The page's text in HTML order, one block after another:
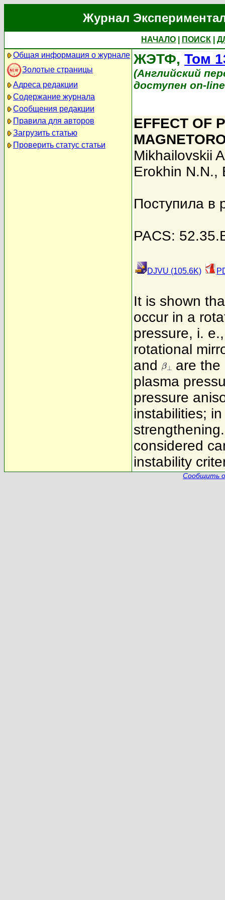
Журнал
НАЧАЛО ПОИСК
Общая информация о журнале
Золотые страницы
Адреса редакции
Содержание журнала
Сообщения редакции
Правила для авторов
Загрузить статью
Проверить статус статьи
ЖЭТФ, Том
(Английский
доступен on-
EFFECT OF
Mikhailovskii
Erokhin N.N.,
Поступила в
PACS:
DJVU (105.6K)
It is shown
occur in a
pressure, i.
rotational
and
are the
plasma
pressure
instabilities;
considered
instability
Сообщить о